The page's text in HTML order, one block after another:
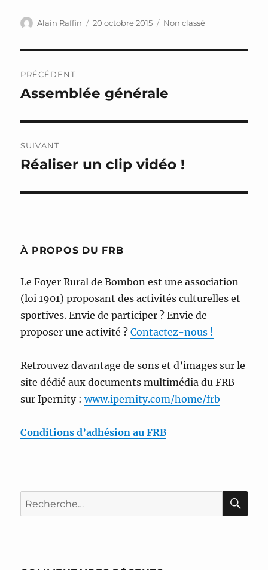
Auteur
Alain Raffin
Publié
20 octobre 2015 Catégories
Non classé
de
PRÉCÉDENT
Publication
Assemblée générale
SUIVANT
Publication
Réaliser un clip vidéo !
À PROPOS DU FRB
Le Foyer Rural de Bombon est une association
(loi 1901) proposant des activités culturelles et
sportives. Envie de participer ? Envie de
proposer une activité ?Contactez-nous !
Retrouvez davantage de sons et d’images sur le
site dédié aux documents multimédia du FRB
sur Ipernity :www.ipernity.com/home/frb
Conditions d’adhésion au FRB
Recherche
pour :